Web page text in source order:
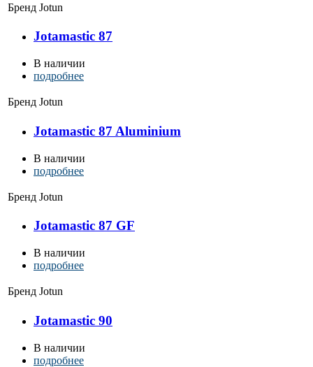
Бренд Jotun
Jotamastic 87
В наличии
подробнее
Бренд Jotun
Jotamastic 87 Aluminium
В наличии
подробнее
Бренд Jotun
Jotamastic 87 GF
В наличии
подробнее
Бренд Jotun
Jotamastic 90
В наличии
подробнее